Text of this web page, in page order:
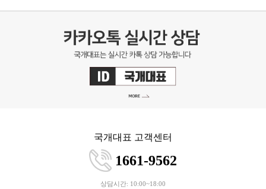
국개대표 고객센터
1661-9562
상담시간: 10:00~18:00